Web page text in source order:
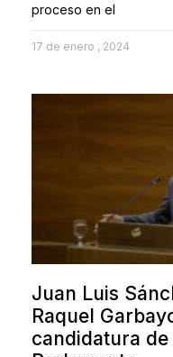
proceso en el
17 de enero , 2024
Juan Luis
Raquel
candidatura